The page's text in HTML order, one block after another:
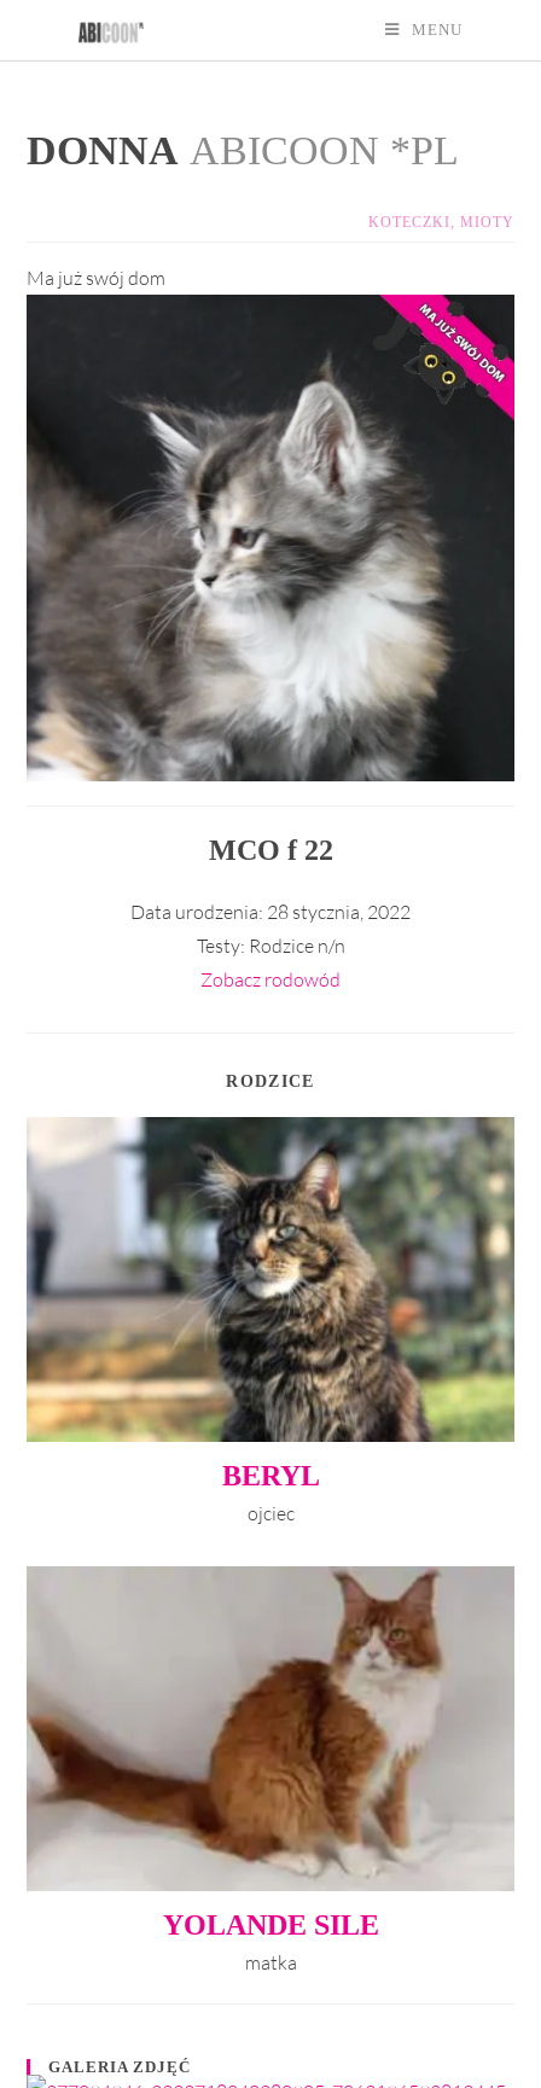
MENU
DONNA ABICOON *PL
KOTECZKI, MIOTY
Ma już swój dom
MCO f 22
Data urodzenia: 28 stycznia, 2022
Testy: Rodzice n/n
Zobacz rodowód
RODZICE
BERYL
ojciec
YOLANDE SILE
matka
GALERIA ZDJĘĆ